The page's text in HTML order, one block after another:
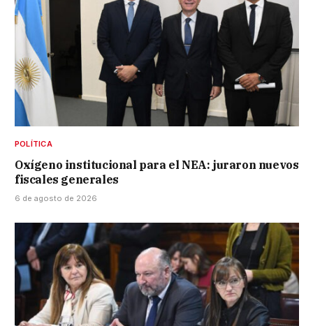
POLÍTICA
Oxígeno institucional para el NEA: juraron nuevos
fiscales generales
6 de agosto de 2026